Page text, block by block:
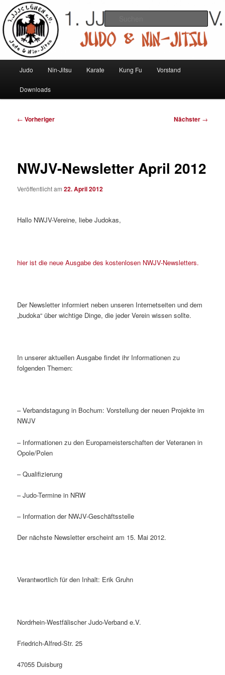
primären
Inhalt
springen1. JJJC Lünen e.V.
Judo und Ninjitsu
Judo Nin-Jitsu Karate Kung Fu Vorstand
Downloads
Beitragsnavigation
← Vorheriger Nächster →
NWJV-Newsletter April 2012
Veröffentlicht am22. April 2012
Hallo NWJV-Vereine, liebe Judokas,
hier ist die neue Ausgabe des kostenlosen NWJV-Newsletters.
Der Newsletter informiert neben unseren Internetseiten und dem
„budoka“ über wichtige Dinge, die jeder Verein wissen sollte.
In unserer aktuellen Ausgabe findet ihr Informationen zu
folgenden Themen:
– Verbandstagung in Bochum: Vorstellung der neuen Projekte im
NWJV
– Informationen zu den Europameisterschaften der Veteranen in
Opole/Polen
– Qualifizierung
– Judo-Termine in NRW
– Information der NWJV-Geschäftsstelle
Der nächste Newsletter erscheint am 15. Mai 2012.
Verantwortlich für den Inhalt: Erik Gruhn
Nordrhein-Westfälischer Judo-Verband e.V.
Friedrich-Alfred-Str. 25
47055 Duisburg